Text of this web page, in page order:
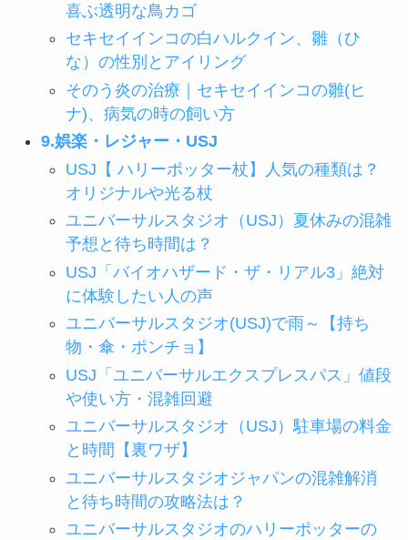
喜ぶ透明な鳥カゴ
セキセイインコの白ハルクイン、雛（ひ
な）の性別とアイリング
そのう炎の治療｜セキセイインコの雛(ヒ
ナ)、病気の時の飼い方
9.娯楽・レジャー・USJ
USJ【 ハリーポッター杖】人気の種類は？
オリジナルや光る杖
ユニバーサルスタジオ（USJ）夏休みの混雑
予想と待ち時間は？
USJ「バイオハザード・ザ・リアル3」絶対
に体験したい人の声
ユニバーサルスタジオ(USJ)で雨～【持ち
物・傘・ポンチョ】
USJ「ユニバーサルエクスプレスパス」値段
や使い方・混雑回避
ユニバーサルスタジオ（USJ）駐車場の料金
と時間【裏ワザ】
ユニバーサルスタジオジャパンの混雑解消
と待ち時間の攻略法は？
ユニバーサルスタジオのハリーポッターの